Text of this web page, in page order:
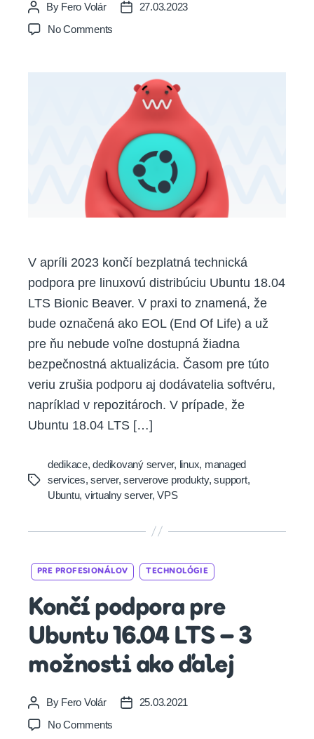
Post
author
By Fero Volár
Post27.03.2023
No Comments
pre
Ubuntu
18.04
končí.
Ako
ďalej?
V apríli 2023 končí bezplatná technická
podpora pre linuxovú distribúciu Ubuntu 18.04
LTS Bionic Beaver. V praxi to znamená, že
bude označená ako EOL (End Of Life) a už
pre ňu nebude voľne dostupná žiadna
bezpečnostná aktualizácia. Časom pre túto
veriu zrušia podporu aj dodávatelia softvéru,
napríklad v repozitároch. V prípade, že
Ubuntu 18.04 LTS […]
Tags
dedikace,dedikovaný server, linux, managed
services,server,serverove produkty,support,
Ubuntu, virtualny server,VPS
Categories
PRE PROFESIONÁLOV TECHNOLÓGIE
Končí podpora pre
Ubuntu 16.04 LTS – 3
možnosti ako ďalej
Post
author
By Fero Volár
Post25.03.2021
No Comments